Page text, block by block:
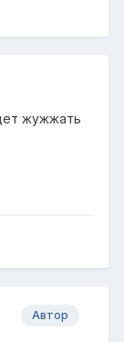
жужжать
Автор